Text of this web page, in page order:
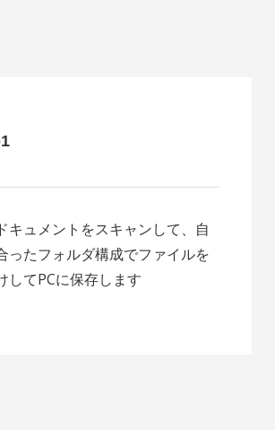
キュメントをスキャンして、自
ったフォルダ構成でファイルを
してPCに保存します